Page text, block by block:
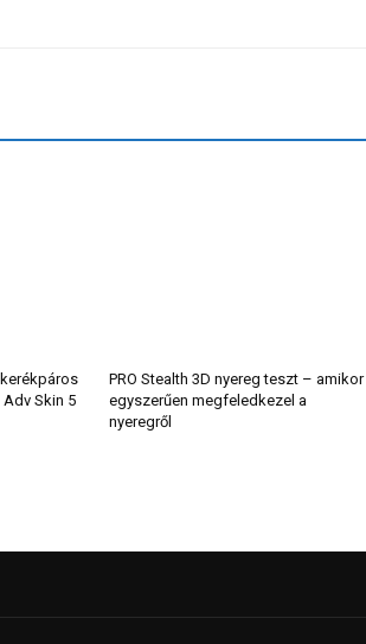
Skin 5
PRO Stealth 3D nyereg teszt – amikor
egyszerűen megfeledkezel a
nyeregről